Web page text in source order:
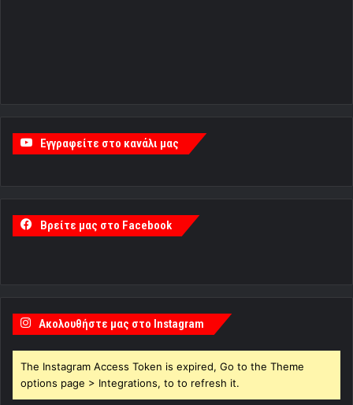
Εγγραφείτε στο κανάλι μας
Βρείτε μας στο Facebook
Ακολουθήστε μας στο Instagram
The Instagram Access Token is expired, Go to the Theme
options page > Integrations, to to refresh it.